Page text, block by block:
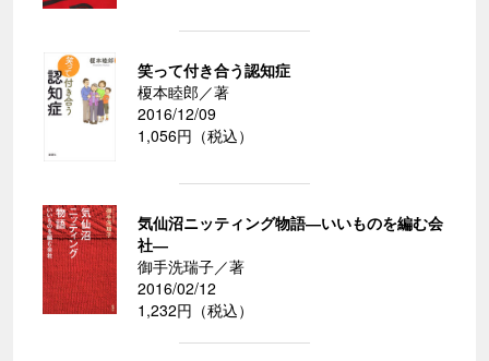
笑って付き合う認知症
榎本睦郎／著
2016/12/09
1,056円（税込）
気仙沼ニッティング物語―いいものを編む会
社―
御手洗瑞子／著
2016/02/12
1,232円（税込）